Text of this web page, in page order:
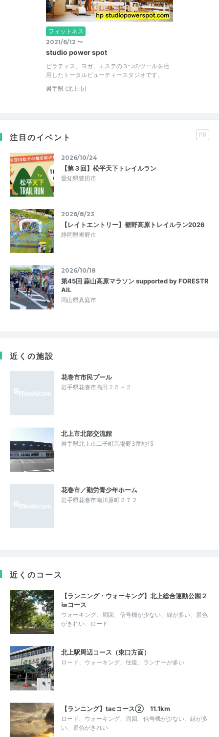
フィットネス
2021/6/12 〜
studio power spot
ピラティス、ヨガ、エステの３つのツールを活
用したトータルビューティースタジオです。
岩手県 (北上市)
注目のイベント PR
2026/10/24
【第３回】松平天下トレイルラン
愛知県豊田市
2026/8/23
【レイトエントリー】裾野高原トレイルラン2026
静岡県裾野市
2026/10/18
第45回 蒜山高原マラソン supported by FORESTR
AIL
岡山県真庭市
近くの施設
花巻市市民プール
岩手県花巻市高田２５－２
北上市北部交流館
岩手県北上市二子町馬場野3番地15
花巻市／勤労青少年ホーム
岩手県花巻市南川原町２７２
近くのコース
【ランニング・ウォーキング】北上総合運動公園２
㎞コース
ウォーキング、周回、信号機が少ない、緑が多い、景色
がきれい、ロード
北上駅周辺コース（東口方面）
ロード、ウォーキング、往復、ランナーが多い
【ランニング】tacコース② 11.1km
ロード、ウォーキング、周回、信号機が少ない、緑が多
い、景色がきれい